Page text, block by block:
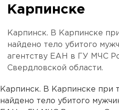
Карпинске
Карпинск. В Карпинске
найдено тело убитого
агентству ЕАН в ГУ МЧС
Свердловской области.
Карпинск. В Карпинске при
найдено тело убитого